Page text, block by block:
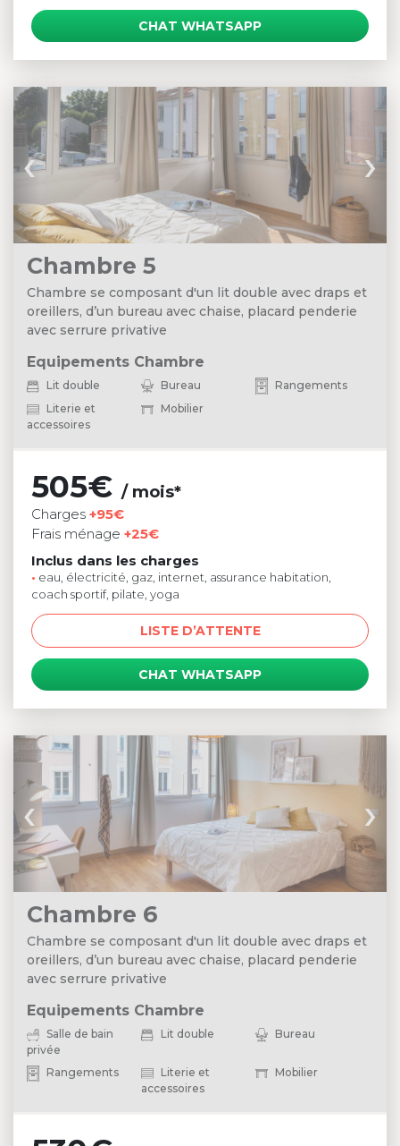
CHAT WHATSAPP
‹ ›
Chambre 5
Chambre se composant d'un lit double avec draps et
oreillers, d’un bureau avec chaise, placard penderie
avec serrure privative
Equipements Chambre
Lit double Bureau
Rangements
Literie et
accessoires
Mobilier
505€ / mois*
Charges +95€
Frais ménage +25€
Inclus dans les charges
• eau, électricité, gaz, internet, assurance habitation,
coach sportif, pilate, yoga
LISTE D’ATTENTE
CHAT WHATSAPP
‹ ›
Chambre 6
Chambre se composant d'un lit double avec draps et
oreillers, d’un bureau avec chaise, placard penderie
avec serrure privative
Equipements Chambre
Salle de bain
privée
Lit double Bureau
Rangements
Literie et
accessoires
Mobilier